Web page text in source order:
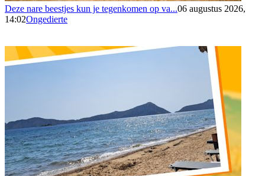
Deze nare beestjes kun je tegenkomen op va...06 augustus 2026,
14:02Ongedierte